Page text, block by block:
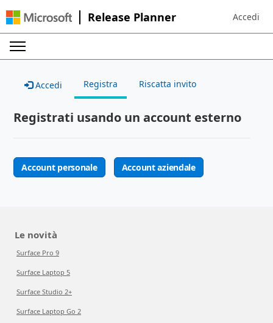
Release Planner Sign in to
Accedi
Accedi Registra Riscatta invito
Registrati usando un account esterno
Account personale Account aziendale
Le novità
Surface Pro 9
Surface Laptop 5
Surface Studio 2+
Surface Laptop Go 2